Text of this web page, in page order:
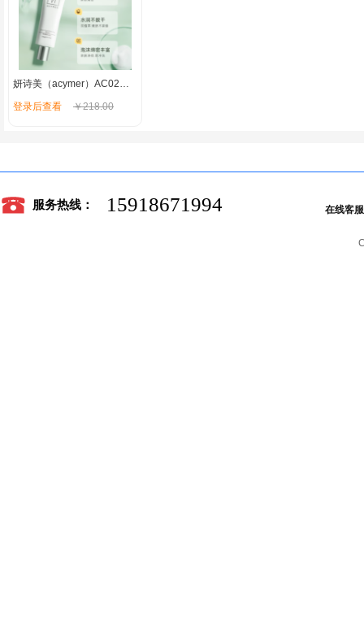
妍诗美（acymer）AC02保湿嫩肤洁面乳 深层洁净去油女男士洗面奶补水保湿 伊的家
登录后查看
￥218.00
服务热线： 15918671994 在线客